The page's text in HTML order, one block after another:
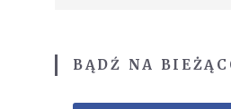
BĄDŹ NA